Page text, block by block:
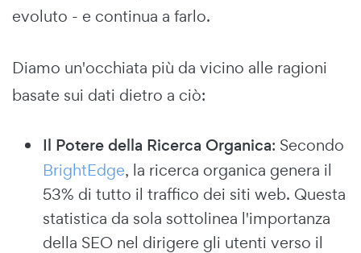
evoluto - e continua a farlo.
Diamo un'occhiata più da vicino alle ragioni
basate sui dati dietro a ciò:
Il Potere della Ricerca Organica: Secondo
BrightEdge, la ricerca organica genera il
53% di tutto il traffico dei siti web. Questa
statistica da sola sottolinea l'importanza
della SEO nel dirigere gli utenti verso il